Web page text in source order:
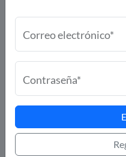
incluyendo
audiovisuales es
educativo. No
consulta médica
Correo electrónico*
Contraseña*